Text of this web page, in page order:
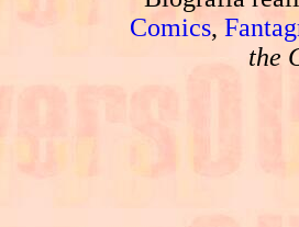
Comics,
the